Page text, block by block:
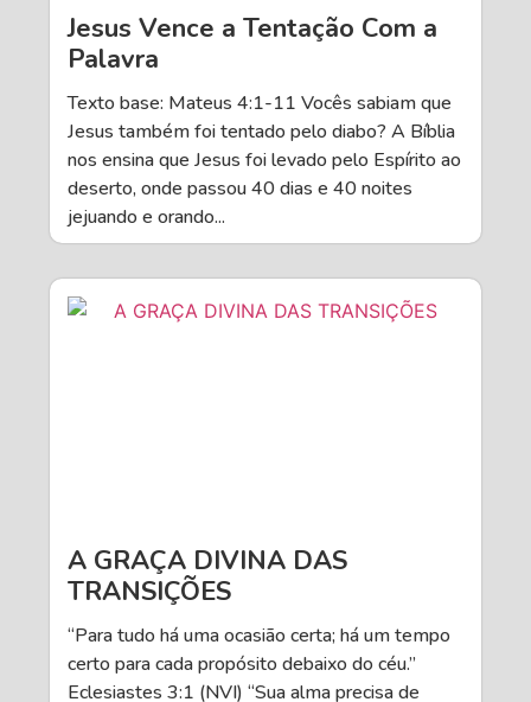
Jesus Vence a Tentação Com a
Palavra
Texto base: Mateus 4:1-11 Vocês sabiam que
Jesus também foi tentado pelo diabo? A Bíblia
nos ensina que Jesus foi levado pelo Espírito ao
deserto, onde passou 40 dias e 40 noites
jejuando e orando...
A GRAÇA DIVINA DAS
TRANSIÇÕES
“Para tudo há uma ocasião certa; há um tempo
certo para cada propósito debaixo do céu.”
Eclesiastes 3:1 (NVI) “Sua alma precisa de